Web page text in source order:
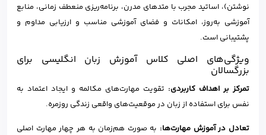
نوشتن)، اساتید مجرب با متدهای مدرن، برنامه‌ریزی منعطف زمانی، منابع
آموزشی به‌روز، امکانات و فضای آموزشی مناسب و ارزیابی مداوم و
پشتیبانی است.
ویژگی‌های اصلی کلاس آموزش زبان انگلیسی برای
بزرگسالان
تمرکز بر اهداف کاربردی: تقویت مهارت‌های مکالمه و ایجاد اعتماد به
نفس برای استفاده از زبان در موقعیت‌های واقعی زندگی روزمره.
تعادل در آموزش مهارت‌ها: به صورت هم‌زمان به هر چهار مهارت اصلی